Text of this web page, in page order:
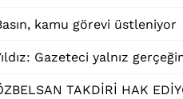
kamu görevi üstleniyor
Gazeteci yalnız
TAKDİRİ HAK